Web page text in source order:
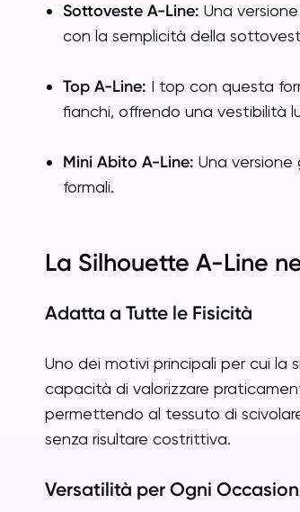
Sottoveste A-Line: Una
con la semplicità della
Top A-Line: I top con questa
fianchi, offrendo una vestibilità
Mini Abito A-Line: Una
formali.
La Silhouette A-Line
Adatta a Tutte le Fisicità
Uno dei motivi principali per cui
capacità di valorizzare
permettendo al tessuto di
senza risultare costrittiva.
Versatilità per Ogni